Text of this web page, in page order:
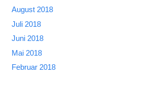
August 2018
Juli 2018
Juni 2018
Mai 2018
Februar 2018